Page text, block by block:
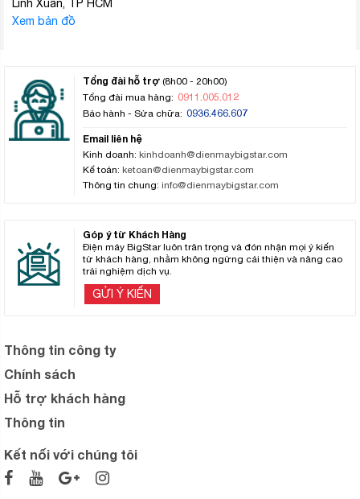
Linh Xuân, TP HCM
Xem bản đồ
Tổng đài hỗ trợ (8h00 - 20h00)
Tổng đài mua hàng: 0911.005.012
Bảo hành - Sửa chữa: 0936.466.607
Email liên hệ
Kinh doanh: kinhdoanh@dienmaybigstar.com
Kế toán: ketoan@dienmaybigstar.com
Thông tin chung: info@dienmaybigstar.com
Góp ý từ Khách Hàng
Điện máy BigStar luôn trân trọng và đón nhận mọi ý kiến
từ khách hàng, nhằm không ngừng cải thiện và nâng cao
trải nghiệm dịch vụ.
GỬI Ý KIẾN
Thông tin công ty
Chính sách
Hỗ trợ khách hàng
Thông tin
Kết nối với chúng tôi